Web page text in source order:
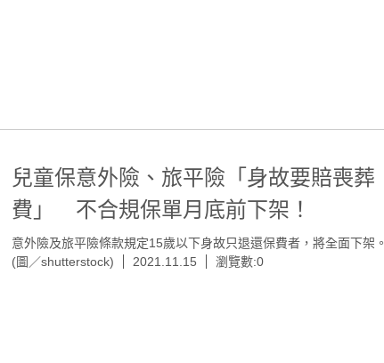
兒童保意外險、旅平險「身故要賠喪葬
費」 不合規保單月底前下架！
意外險及旅平險條款規定15歲以下身故只退還保費者，將全面下架。
(圖／shutterstock)
2021.11.15 瀏覽數:0